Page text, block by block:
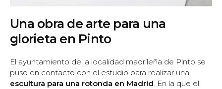
Una obra de arte para una
glorieta en Pinto
El ayuntamiento de la localidad madrileña de Pinto se
puso en contacto con el estudio para realizar una
escultura para una rotonda en Madrid. En la que el